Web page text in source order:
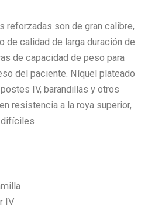
reforzadas son de gran calibre,
de calidad de larga duración de
de capacidad de peso para
del paciente. Níquel plateado
IV, barandillas y otros
resistencia a la roya superior,
difíciles
IV